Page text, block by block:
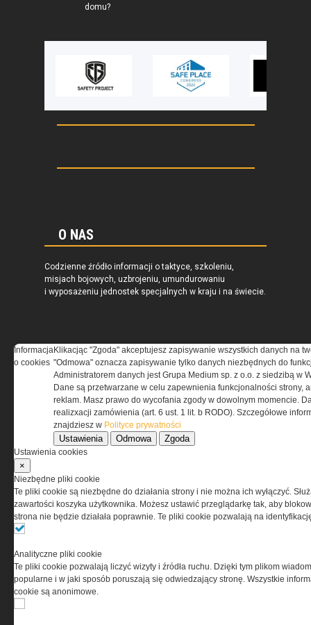
domu?
O NAS
Codzienne źródło informacji o taktyce, szkoleniu,
misjach bojowych, uzbrojeniu, umundurowaniu
i wyposażeniu jednostek specjalnych w kraju i na świecie.
REGULAMIN
Regulamin określa zasady korzystania z portalu
www.special-ops.pl
Korzystanie z portalu jest równoznaczne
z zaakceptowaniem warunków ustanowionych
odpowiedzialnością Spółka komandytowa, nr KRS:
0000537655, NIP 1132860378, REGON 146393437
(zwana dalej Grupa MEDIUM) w postaci Regulaminu.
Informacja
o cookies
Klikacjąc "Zgoda" akceptujesz zapisywanie wszystkich danych na
"Odmowa" oznacza zapisywanie tylko danych niezbędnych do
Administratorem danych jest Grupa Medium sp. z o.o. z siedzibą w
Dane są przetwarzane w celu zapewnienia funkcjonalności strony,
reklam. Masz prawo do wycofania zgody w dowolnym momencie.
realizxacji zamówienia (art. 6 ust. 1 lit. b RODO). Szczegółowe
znajdziesz w Polityce prywatności
Ustawienia Odmowa Zgoda
Ustawienia cookies
×
Niezbędne pliki cookie
Te pliki cookie są niezbędne do działania strony i nie można ich wyłączyć.
zawartości koszyka użytkownika. Możesz ustawić przeglądarkę tak, aby
strona nie będzie działała poprawnie. Te pliki cookie pozwalają na
Analityczne pliki cookie
Te pliki cookie pozwalają liczyć wizyty i źródła ruchu. Dzięki tym plikom
popularne i w jaki sposób poruszają się odwiedzający stronę. Wszystkie
cookie są anonimowe.